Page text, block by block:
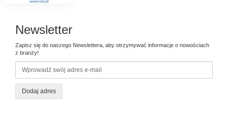
Newsletter
Zapisz się do naszego Newslettera, aby otrzymywać informacje o nowościach
z branży!
Dodaj adres